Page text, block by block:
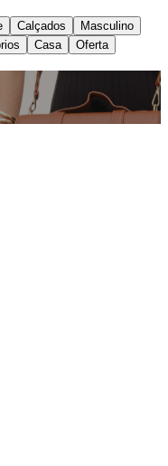
Calçados
Masculino
Casa Oferta